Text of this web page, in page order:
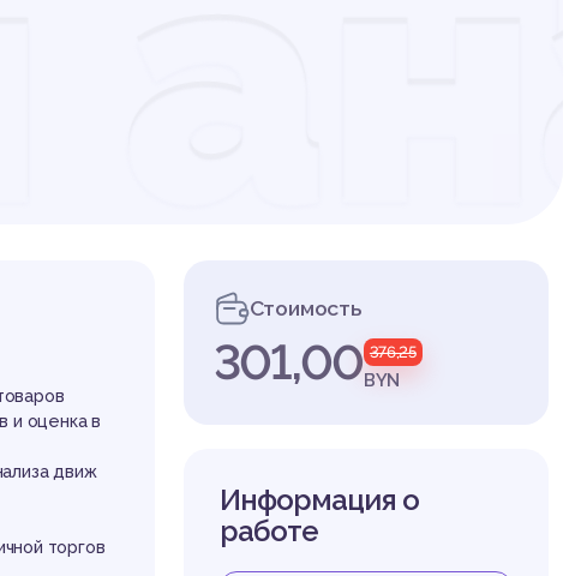
и оценка в
движ
торгов
Стоимость
301,00 376,25
BYN
Информация о
работе